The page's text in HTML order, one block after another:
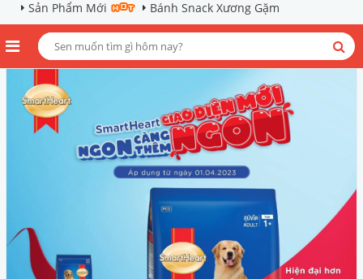
Sản Phẩm Mới Bánh Snack Xương Gặm